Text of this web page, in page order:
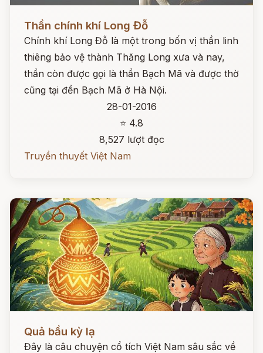
Đọc ngay
Thần chính khí Long Đỗ
Chính khí Long Đỗ là một trong bốn vị thần linh
thiêng bảo vệ thành Thăng Long xưa và nay,
thần còn được gọi là thần Bạch Mã và được thờ
cũng tại đền Bạch Mã ở Hà Nội.
28-01-2016
⭐ 4.8
8,527 lượt đọc
Truyền thuyết Việt Nam
Quả bầu kỳ lạ
Đây là câu chuyện cổ tích Việt Nam sâu sắc về